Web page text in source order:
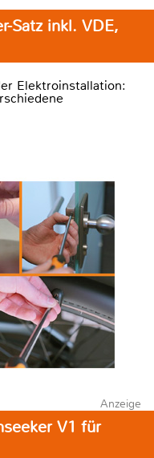
Satz inkl. VDE,
Elektroinstallation:
Anzeige
V1 für